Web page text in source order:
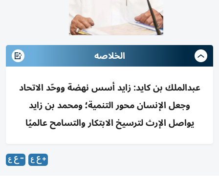
الخلاصه
عبدالملك بن كايد: زايد أسس نهضة ووحّد الاتحاد
وجعل الإنسان محور التنمية؛ ومحمد بن زايد
يواصل الإرث لترسيخ الابتكار والتسامح عالميًا